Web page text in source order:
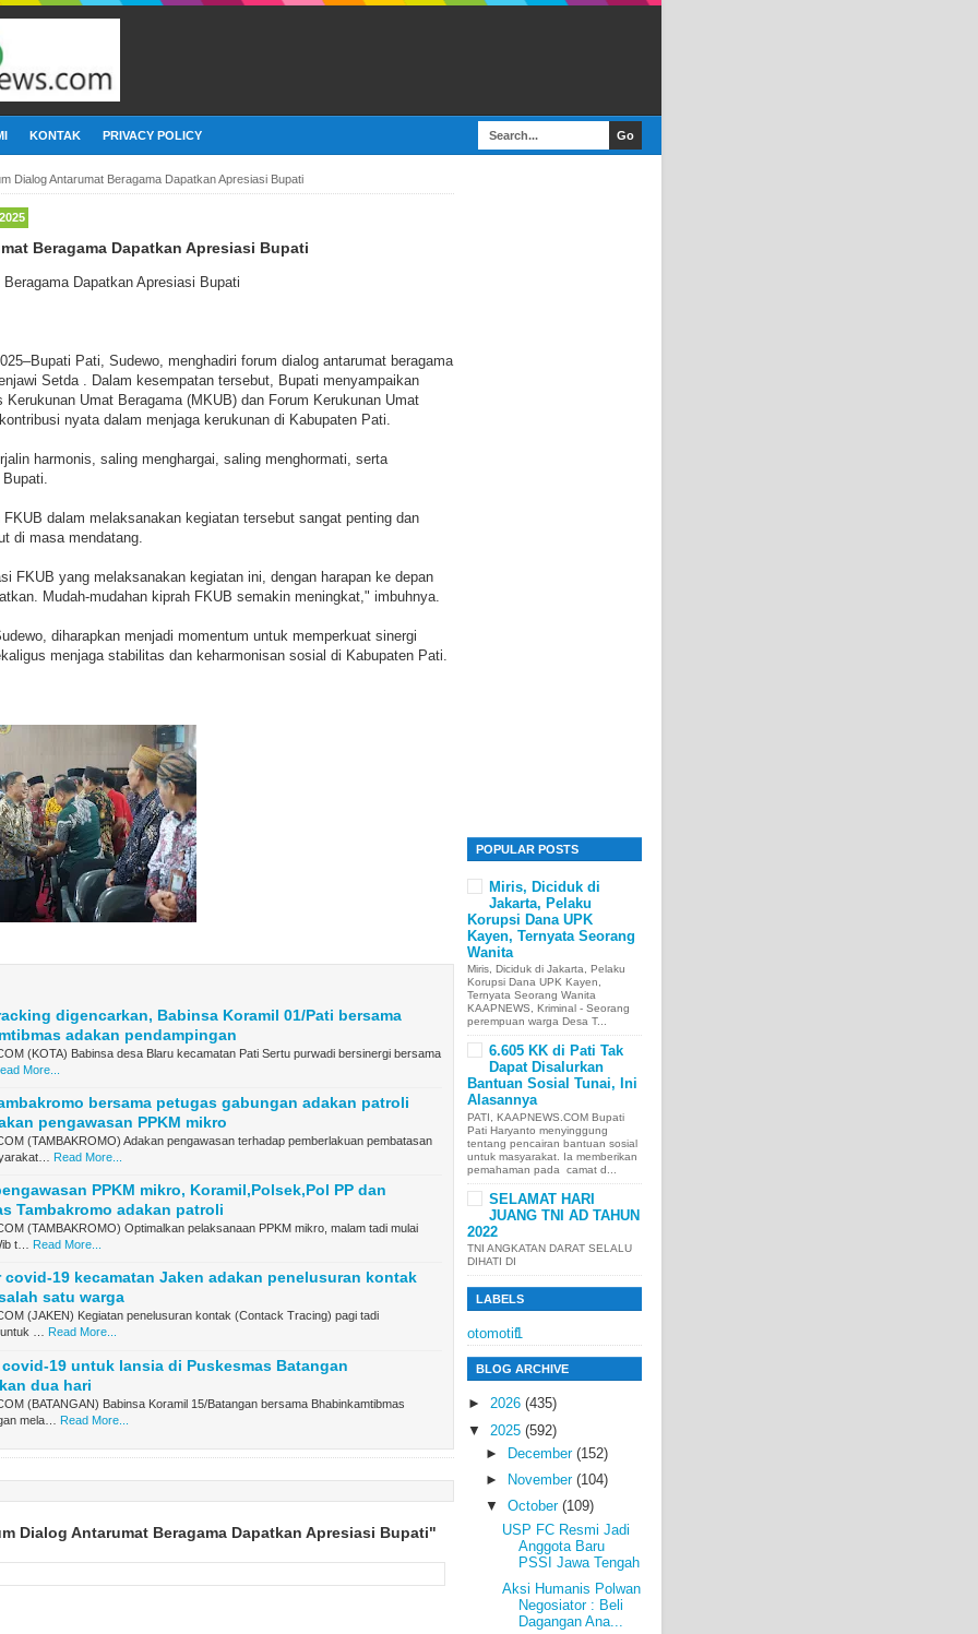
KONTAK PRIVACY POLICY
Dialog Antarumat Beragama Dapatkan Apresiasi Bupati
Beragama Dapatkan Apresiasi Bupati
Dapatkan Apresiasi Bupati
Pati, Sudewo, menghadiri forum dialog antarumat beragama
Setda . Dalam kesempatan tersebut, Bupati menyampaikan
Kerukunan Umat Beragama (MKUB) dan Forum Kerukunan Umat
nyata dalam menjaga kerukunan di Kabupaten Pati.
harmonis, saling menghargai, saling menghormati, serta
dalam melaksanakan kegiatan tersebut sangat penting dan
di masa mendatang.
FKUB yang melaksanakan kegiatan ini, dengan harapan ke depan
Mudah-mudahan kiprah FKUB semakin meningkat," imbuhnya.
diharapkan menjadi momentum untuk memperkuat sinergi
menjaga stabilitas dan keharmonisan sosial di Kabupaten Pati.
digencarkan, Babinsa Koramil 01/Pati bersama
adakan pendampingan
(KOTA) Babinsa desa Blaru kecamatan Pati Sertu purwadi bersinergi bersama
More...
bersama petugas gabungan adakan patroli
pengawasan PPKM mikro
(TAMBAKROMO) Adakan pengawasan terhadap pemberlakuan pembatasan
Read More...
PPKM mikro, Koramil,Polsek,Pol PP dan
Tambakromo adakan patroli
(TAMBAKROMO) Optimalkan pelaksanaan PPKM mikro, malam tadi mulai
t…
Read More...
covid-19 kecamatan Jaken adakan penelusuran kontak
satu warga
(JAKEN) Kegiatan penelusuran kontak (Contack Tracing) pagi tadi
untuk … Read More...
19 untuk lansia di Puskesmas Batangan
dua hari
(BATANGAN) Babinsa Koramil 15/Batangan bersama Bhabinkamtibmas
mela…
Read More...
Dialog Antarumat Beragama Dapatkan Apresiasi Bupati"
POPULAR POSTS
Miris, Diciduk di
Jakarta, Pelaku
Korupsi Dana UPK
Kayen, Ternyata Seorang
Wanita
Miris, Diciduk di Jakarta, Pelaku
Korupsi Dana UPK Kayen,
Ternyata Seorang Wanita
KAAPNEWS, Kriminal - Seorang
perempuan warga Desa T...
6.605 KK di Pati Tak
Dapat Disalurkan
Bantuan Sosial Tunai, Ini
Alasannya
PATI, KAAPNEWS.COM Bupati
Pati Haryanto menyinggung
tentang pencairan bantuan sosial
untuk masyarakat. Ia memberikan
pemahaman pada camat d...
SELAMAT HARI
JUANG TNI AD TAHUN
2022
TNI ANGKATAN DARAT SELALU
DIHATI DI
LABELS
otomotif1
BLOG ARCHIVE
► 2026 (435)
▼ 2025 (592)
►
December (152)
►
November (104)
▼ October (109)
USP FC Resmi Jadi
Anggota Baru
PSSI Jawa Tengah
Aksi Humanis Polwan
Negosiator : Beli
Dagangan Ana...